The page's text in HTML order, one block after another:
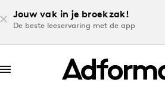
Jouw vak in je broekzak!
De beste leeservaring met de app